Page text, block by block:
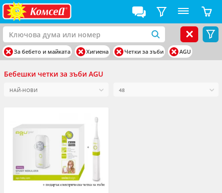
За бебето и майката Хигиена Четки за зъби AGU
Бебешки четки за зъби AGU